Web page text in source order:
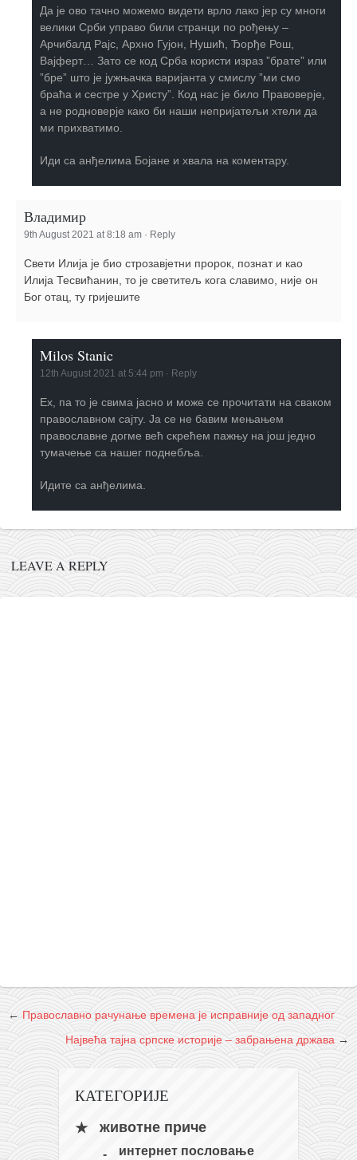
Да је ово тачно можемо видети врло лако јер су многи
велики Срби управо били странци по рођењу –
Арчибалд Рајс, Архно Гујон, Нушић, Ђорђе Рош,
Вајферт… Зато се код Срба користи израз ”брате” или
”бре” што је јужњачка варијанта у смислу ”ми смо
браћа и сестре у Христу”. Код нас је било Правоверје,
а не родноверје како би наши непријатељи хтели да
ми прихватимо.
Иди са анђелима Бојане и хвала на коментару.
Владимир
9th August 2021 at 8:18 am · Reply
Свети Илија је био строзавјетни пророк, познат и као
Илија Тесвићанин, то је светитељ кога славимо, није он
Бог отац, ту гријешите
Milos Stanic
12th August 2021 at 5:44 pm · Reply
Ех, па то је свима јасно и може се прочитати на сваком
православном сајту. Ја се не бавим мењањем
православне догме већ скрећем пажњу на још једно
тумачење са нашег поднебља.
Идите са анђелима.
LEAVE A REPLY
← Православно рачунање времена је исправније од западног
Највећа тајна српске историје – забрањена држава →
КАТЕГОРИЈЕ
животне приче
интернет пословање